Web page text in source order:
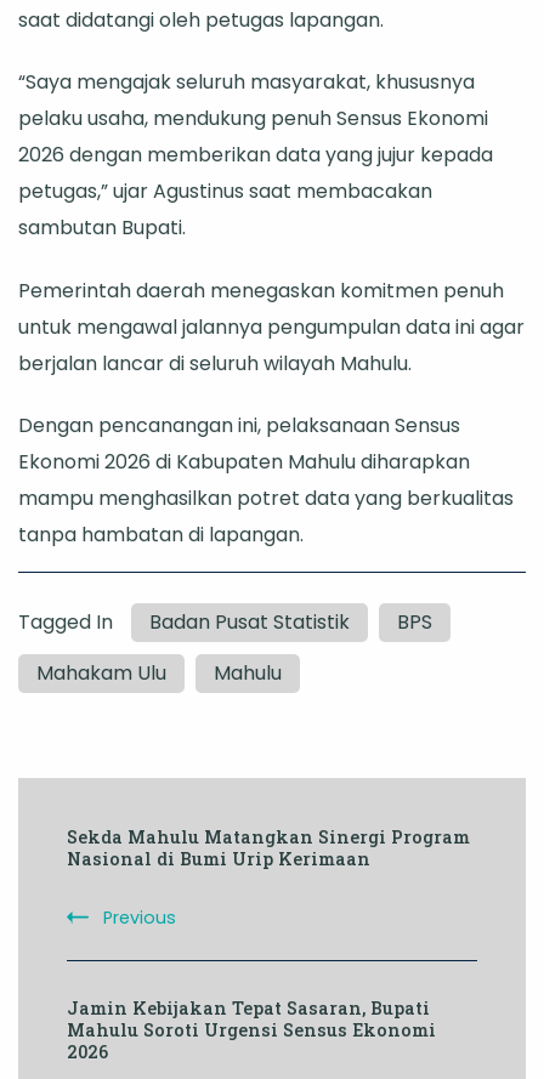
saat didatangi oleh petugas lapangan.
“Saya mengajak seluruh masyarakat, khususnya
pelaku usaha, mendukung penuh Sensus Ekonomi
2026 dengan memberikan data yang jujur kepada
petugas,” ujar Agustinus saat membacakan
sambutan Bupati.
Pemerintah daerah menegaskan komitmen penuh
untuk mengawal jalannya pengumpulan data ini agar
berjalan lancar di seluruh wilayah Mahulu.
Dengan pencanangan ini, pelaksanaan Sensus
Ekonomi 2026 di Kabupaten Mahulu diharapkan
mampu menghasilkan potret data yang berkualitas
tanpa hambatan di lapangan.
Tagged In Badan Pusat Statistik
BPS
Mahakam Ulu
Mahulu
Navigation
Sekda Mahulu Matangkan Sinergi Program
Nasional di Bumi Urip Kerimaan
Previous
Jamin Kebijakan Tepat Sasaran, Bupati
Mahulu Soroti Urgensi Sensus Ekonomi
2026